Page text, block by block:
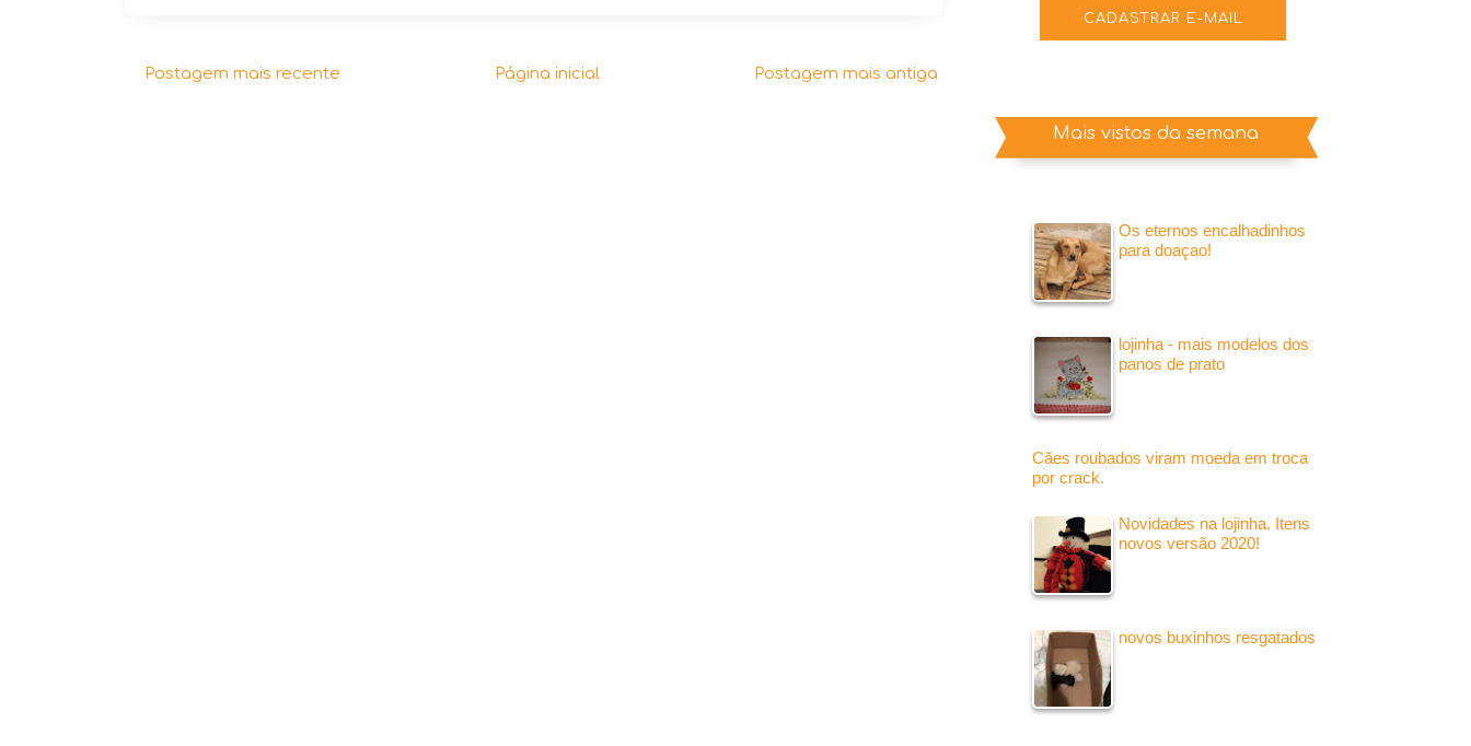
Postagem mais recente Postagem mais antiga
Página inicial
Mais vistos da semana
Os eternos encalhadinhos
para doaçao!
lojinha - mais modelos dos
panos de prato
Cães roubados viram moeda em troca
por crack.
Novidades na lojinha. Itens
novos versão 2020!
novos buxinhos resgatados